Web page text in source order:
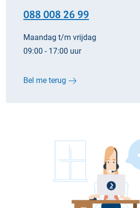
088 008 26 99
Maandag t/m vrijdag
09:00 - 17:00 uur
Bel me terug